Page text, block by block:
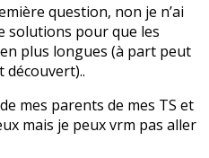
question, non je n’ai
solutions pour que les
plus longues (à part peut
découvert)..
mes parents de mes TS et
mais je peux vrm pas aller